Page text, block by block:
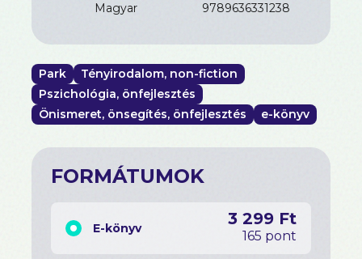
magyar
9789636331238
Park
Tényirodalom, non-fiction
Pszichológia, önfejlesztés
Önismeret, önsegítés, önfejlesztés
e-könyv
FORMÁTUMOK
E-könyv 3 299 Ft
165 pont